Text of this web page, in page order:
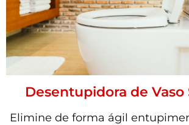
Desentupidora de Vaso
Elimine de forma ágil